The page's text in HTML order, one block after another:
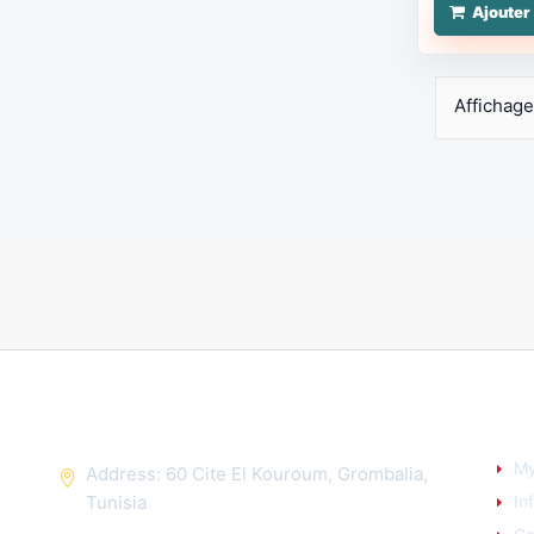
Ajouter
Address: 60 Cite El Kouroum, Grombalia,
Tunisia